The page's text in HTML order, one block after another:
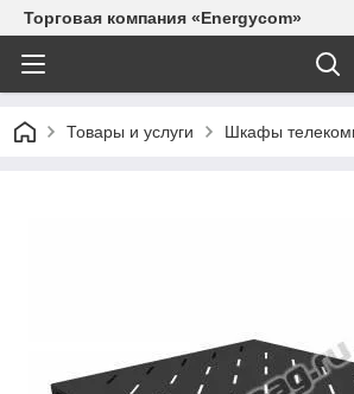
Торговая компания «Energycom»
Товары и услуги Шкафы